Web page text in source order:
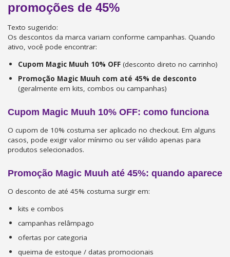
promoções de 45%
Texto sugerido:
Os descontos da marca variam conforme campanhas. Quando
ativo, você pode encontrar:
Cupom Magic Muuh 10% OFF (desconto direto no carrinho)
Promoção Magic Muuh com até 45% de desconto
(geralmente em kits, combos ou campanhas)
Cupom Magic Muuh 10% OFF: como funciona
O cupom de 10% costuma ser aplicado no checkout. Em alguns
casos, pode exigir valor mínimo ou ser válido apenas para
produtos selecionados.
Promoção Magic Muuh até 45%: quando aparece
O desconto de até 45% costuma surgir em:
kits e combos
campanhas relâmpago
ofertas por categoria
queima de estoque / datas promocionais